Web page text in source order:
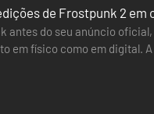
de Frostpunk 2 em
antes do seu anúncio
em físico como em digital.